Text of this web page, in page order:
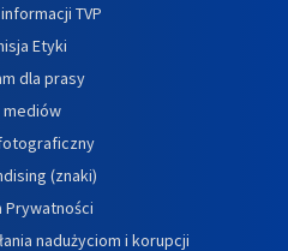
TVP
Etyki
dla prasy
mediów
(znaki)
Prywatności
nadużyciom i korupcji